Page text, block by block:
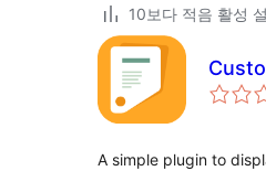
10보다 적음 활성
A simple plugin to